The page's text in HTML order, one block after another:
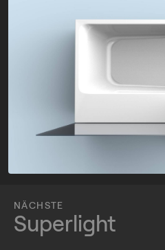
NÄCHSTE
Superlight